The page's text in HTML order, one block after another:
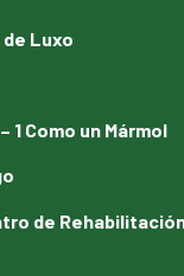
de Luxo
1 Como un Mármol
de